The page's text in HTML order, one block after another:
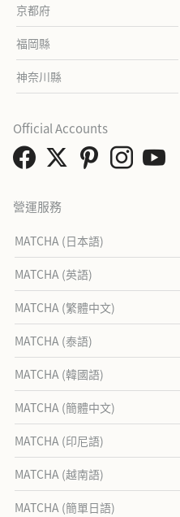
京都府
福岡縣
神奈川縣
營運服務
MATCHA (日本語)
MATCHA (英語)
MATCHA (繁體中文)
MATCHA (泰語)
MATCHA (韓國語)
MATCHA (簡體中文)
MATCHA (印尼語)
MATCHA (越南語)
MATCHA (簡單日語)
Official Accounts